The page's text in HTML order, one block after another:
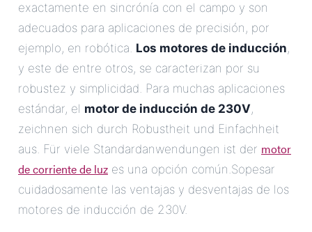
exactamente en sincrónía con el campo y son
adecuados para aplicaciones de precisión, por
ejemplo, en robótica. Los motores de inducción,
y este de entre otros, se caracterizan por su
robustez y simplicidad. Para muchas aplicaciones
estándar, el motor de inducción de 230V,
zeichnen sich durch Robustheit und Einfachheit
aus. Für viele Standardanwendungen ist der motor
de corriente de luz es una opción común.Sopesar
cuidadosamente las ventajas y desventajas de los
motores de inducción de 230V.